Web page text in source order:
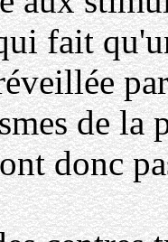
fait
de
donc